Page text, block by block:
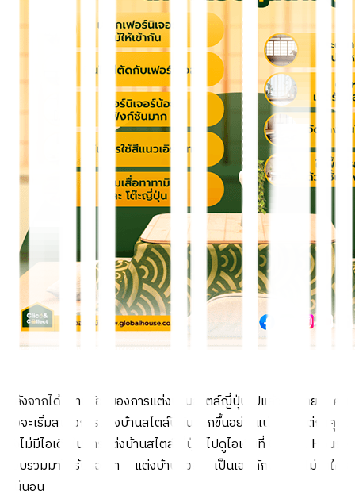
หลังจากได้ทราบข้อดีของการแต่งบ้านสไตล์ญี่ปุ่นไปแล้ว หลายๆ คน
คงจะเริ่มสนใจการแต่งบ้านสไตล์นี้กันมากขึ้นอย่างแน่นอน แต่ถ้าคุณ
ยังไม่มีไอเดียในการแต่งบ้านสไตล์ญี่ปุ่น ไปดูไอเดียที่ Global House
รวบรวมมาให้รับรองว่า แต่งบ้านสวย เป็นเอกลักษณ์ ไม่ซ้ำใคร
แน่นอน